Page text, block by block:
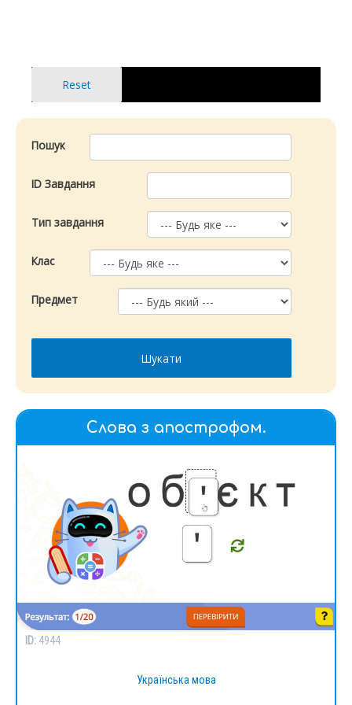
Пошук
ID Завдання
Тип завдання
Клас
Предмет
Слова з апострофом.
ID: 4944
Українська мова